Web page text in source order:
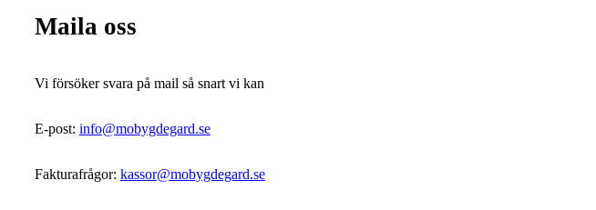
Maila oss
Vi försöker svara på mail så snart vi kan
E-post: info@mobygdegard.se
Fakturafrågor: kassor@mobygdegard.se